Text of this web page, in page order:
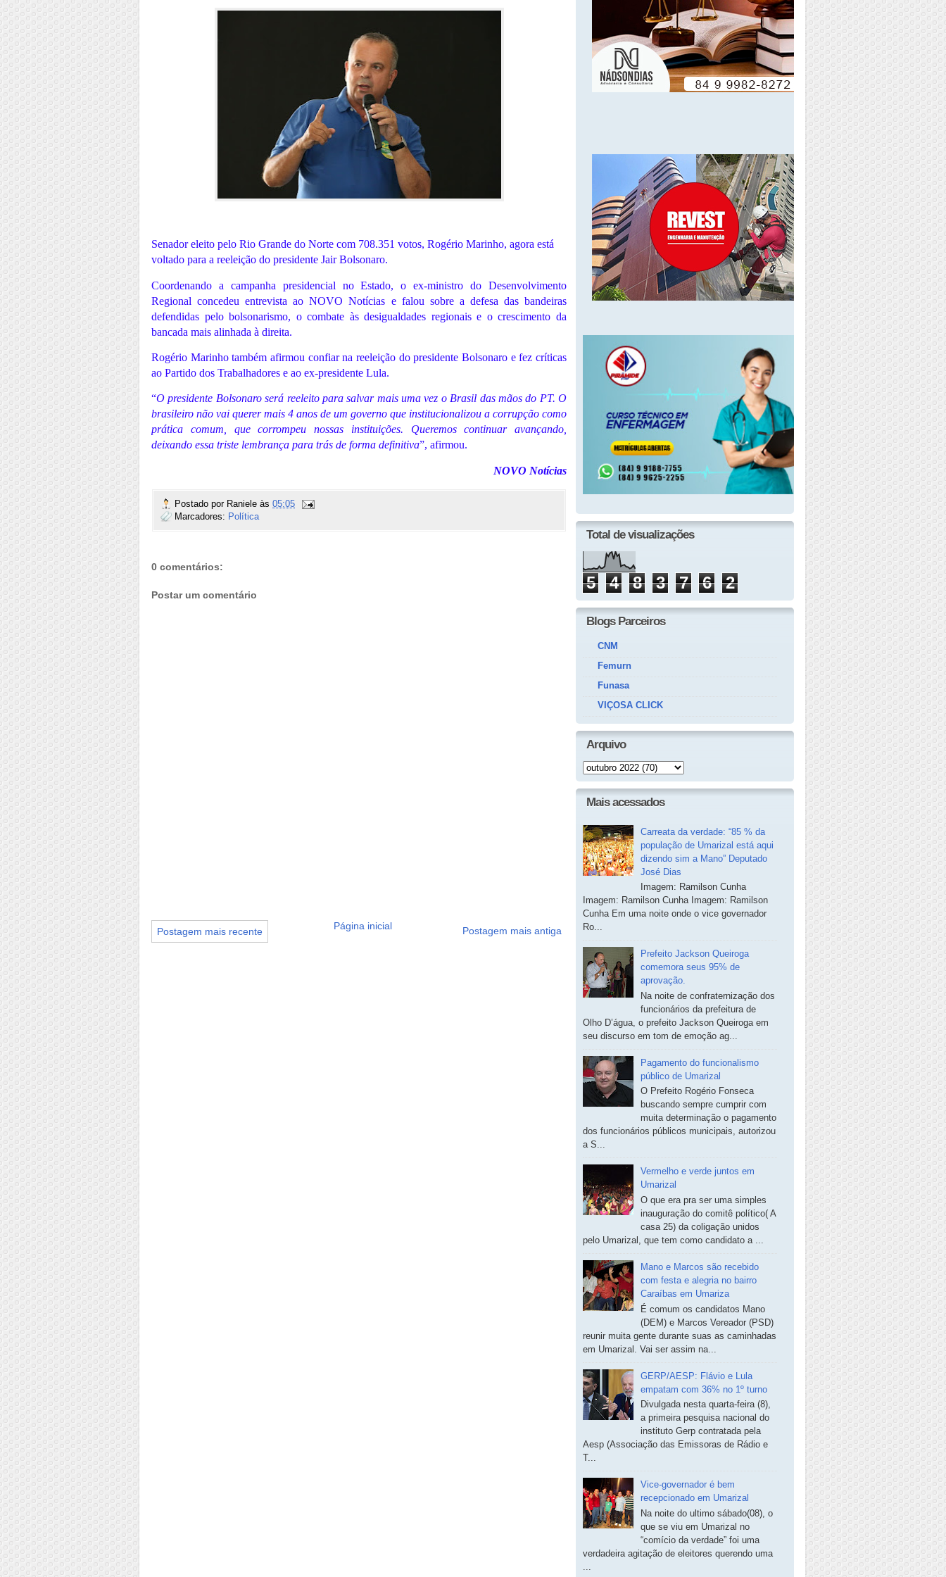
Senador eleito pelo Rio Grande do Norte com 708.351 votos, Rogério Marinho, agora está
voltado para a reeleição do presidente Jair Bolsonaro.
Coordenando a campanha presidencial no Estado, o ex-ministro do Desenvolvimento
Regional concedeu entrevista ao NOVO Notícias e falou sobre a defesa das bandeiras
defendidas pelo bolsonarismo, o combate às desigualdades regionais e o crescimento da
bancada mais alinhada à direita.
Rogério Marinho também afirmou confiar na reeleição do presidente Bolsonaro e fez críticas
ao Partido dos Trabalhadores e ao ex-presidente Lula.
“O presidente Bolsonaro será reeleito para salvar mais uma vez o Brasil das mãos do PT. O
brasileiro não vai querer mais 4 anos de um governo que institucionalizou a corrupção como
prática comum, que corrompeu nossas instituições. Queremos continuar avançando,
deixando essa triste lembrança para trás de forma definitiva”, afirmou.
NOVO Notícias
Postado por Raniele às 05:05
Marcadores: Política
0 comentários:
Postar um comentário
Postagem mais recente Postagem mais antiga
Página inicial
Total de visualizações
5 4 8 3 7 6 2
Blogs Parceiros
CNM
Femurn
Funasa
VIÇOSA CLICK
Arquivo
Mais acessados
Carreata da verdade: “85 % da
população de Umarizal está aqui
dizendo sim a Mano” Deputado
José Dias
Imagem: Ramilson Cunha
Imagem: Ramilson Cunha Imagem: Ramilson
Cunha Em uma noite onde o vice governador
Ro...
Prefeito Jackson Queiroga
comemora seus 95% de
aprovação.
Na noite de confraternização dos
funcionários da prefeitura de
Olho D’água, o prefeito Jackson Queiroga em
seu discurso em tom de emoção ag...
Pagamento do funcionalismo
público de Umarizal
O Prefeito Rogério Fonseca
buscando sempre cumprir com
muita determinação o pagamento
dos funcionários públicos municipais, autorizou
a S...
Vermelho e verde juntos em
Umarizal
O que era pra ser uma simples
inauguração do comitê político( A
casa 25) da coligação unidos
pelo Umarizal, que tem como candidato a ...
Mano e Marcos são recebido
com festa e alegria no bairro
Caraíbas em Umariza
É comum os candidatos Mano
(DEM) e Marcos Vereador (PSD)
reunir muita gente durante suas as caminhadas
em Umarizal. Vai ser assim na...
GERP/AESP: Flávio e Lula
empatam com 36% no 1º turno
Divulgada nesta quarta-feira (8),
a primeira pesquisa nacional do
instituto Gerp contratada pela
Aesp (Associação das Emissoras de Rádio e
T...
Vice-governador é bem
recepcionado em Umarizal
Na noite do ultimo sábado(08), o
que se viu em Umarizal no
“comício da verdade” foi uma
verdadeira agitação de eleitores querendo uma